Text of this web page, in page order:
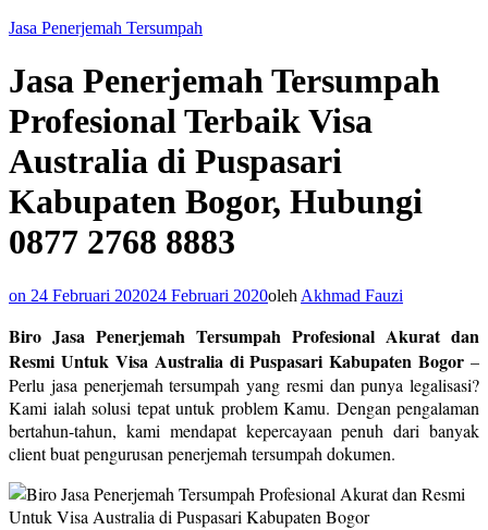
Jasa Penerjemah Tersumpah
Jasa Penerjemah Tersumpah
Profesional Terbaik Visa
Australia di Puspasari
Kabupaten Bogor, Hubungi
0877 2768 8883
on 24 Februari 202024 Februari 2020oleh Akhmad Fauzi
Biro Jasa Penerjemah Tersumpah Profesional Akurat dan
Resmi Untuk Visa Australia di Puspasari Kabupaten Bogor –
Perlu jasa penerjemah tersumpah yang resmi dan punya legalisasi?
Kami ialah solusi tepat untuk problem Kamu. Dengan pengalaman
bertahun-tahun, kami mendapat kepercayaan penuh dari banyak
client buat pengurusan penerjemah tersumpah dokumen.